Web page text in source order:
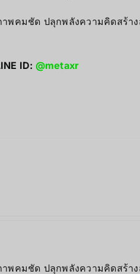
าพคมชัด ปลุกพลังความคิดสร้า
ID: @metaxr
าพคมชัด ปลุกพลังความคิดสร้า